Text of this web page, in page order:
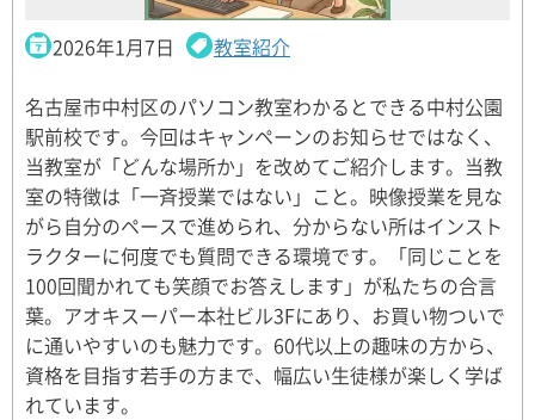
2026年1月7日 教室紹介
名古屋市中村区のパソコン教室わかるとできる中村公園
駅前校です。今回はキャンペーンのお知らせではなく、
当教室が「どんな場所か」を改めてご紹介します。当教
室の特徴は「一斉授業ではない」こと。映像授業を見な
がら自分のペースで進められ、分からない所はインスト
ラクターに何度でも質問できる環境です。「同じことを
100回聞かれても笑顔でお答えします」が私たちの合言
葉。アオキスーパー本社ビル3Fにあり、お買い物ついで
に通いやすいのも魅力です。60代以上の趣味の方から、
資格を目指す若手の方まで、幅広い生徒様が楽しく学ば
れています。